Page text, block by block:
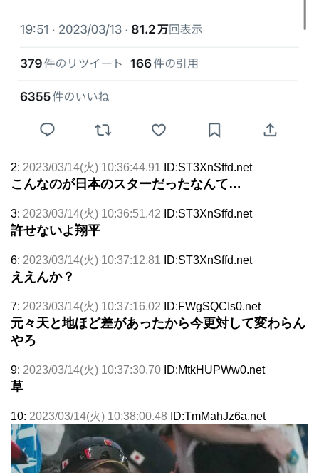
2: 2023/03/14(火) 10:36:44.91 ID:ST3XnSffd.net
こんなのが日本のスターだったなんて…
3: 2023/03/14(火) 10:36:51.42 ID:ST3XnSffd.net
許せないよ翔平
6: 2023/03/14(火) 10:37:12.81 ID:ST3XnSffd.net
ええんか？
7: 2023/03/14(火) 10:37:16.02 ID:FWgSQCIs0.net
元々天と地ほど差があったから今更対して変わらん
やろ
9: 2023/03/14(火) 10:37:30.70 ID:MtkHUPWw0.net
草
10: 2023/03/14(火) 10:38:00.48 ID:TmMahJz6a.net